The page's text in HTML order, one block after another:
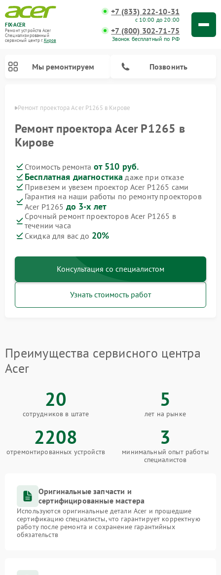
FIX-ACER
Ремонт устройств Acer
Специализированный
cервисный центр г.Киров
+7 (833) 222-10-31
с 10:00 до 20:00
+7 (800) 302-71-75
Звонок бесплатный по РФ
Мы ремонтируем Позвонить
Ремонт проектора Acer P1265 в Кирове
Ремонт проектора Acer P1265 в
Кирове
Стоимость ремонта от 510 руб.
Бесплатная диагностика даже при отказе
Привезем и увезем проектор Acer P1265 сами
Гарантия на наши работы по ремонту проекторов
Acer P1265 до 3-х лет
Срочный ремонт проекторов Acer P1265 в
течении часа
Скидка для вас до 20%
Консультация со специалистом
Узнать стоимость работ
Преимущества сервисного центра
Acer
20
сотрудников в штате
5
лет на рынке
2208
отремонтированных устройств
3
минимальный опыт работы
специалистов
Оригинальные запчасти и
сертифицированные мастера
Используются оригинальные детали Acer и прошедшие
сертификацию специалисты, что гарантирует корректную
работу после ремонта и сохранение гарантийных
обязательств